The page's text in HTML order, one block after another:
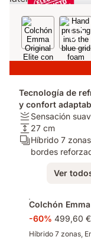
Tecnología de
y confort
Firmeza:
Sensación
suave
equilibrado.
Sensación
Altura
del
colchón:
27 cm
Número
zonas,
Emma
AirGrid®
Tech
Híbrido 7
bordes
Ver
Colchón
-60% 499,60 €
Híbrido 7 zonas,